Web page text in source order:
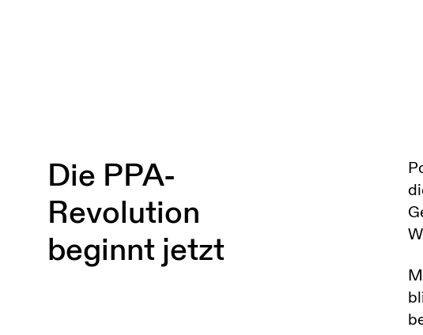
Die PPA-
Revolution
beginnt jetzt